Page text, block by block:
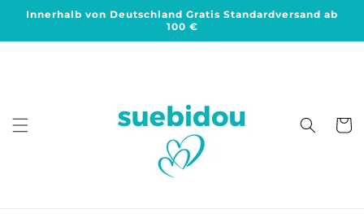
zum
Innerhalb von Deutschland Gratis Standardversand ab
100 €